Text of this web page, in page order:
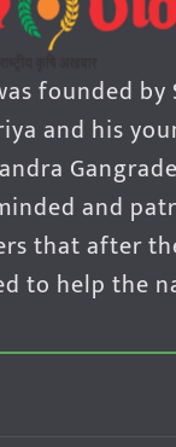
founded
and his
and
that after
to help the